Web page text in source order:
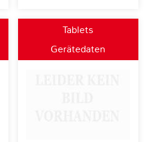
Tablets
Gerätedaten